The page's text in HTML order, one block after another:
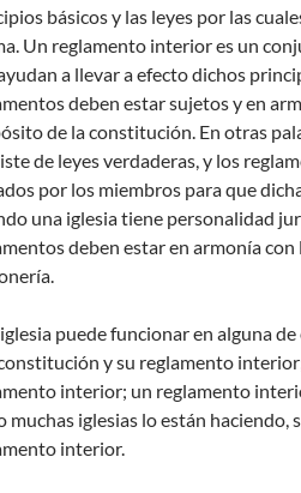
básicos y las leyes por las
Un reglamento interior es un
a llevar a efecto dichos
deben estar sujetos y en
de la constitución. En otras
de leyes verdaderas, y los
por los miembros para que
una iglesia tiene personalidad
deben estar en armonía con
puede funcionar en alguna
y su reglamento
interior; un reglamento
muchas iglesias lo están haciendo,
interior.